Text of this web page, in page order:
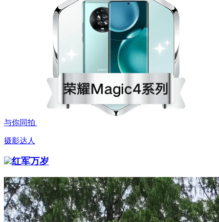
与你同拍
摄影达人
红军万岁